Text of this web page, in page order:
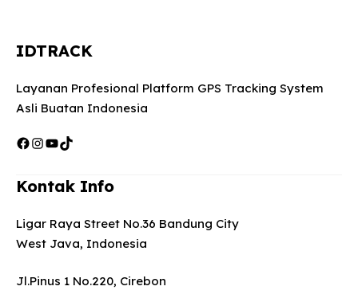
IDTRACK
Layanan Profesional Platform GPS Tracking System
Asli Buatan Indonesia
Facebook
Instagram
YouTube
TikTok
Kontak Info
Ligar Raya Street No.36 Bandung City
West Java, Indonesia
Jl.Pinus 1 No.220, Cirebon